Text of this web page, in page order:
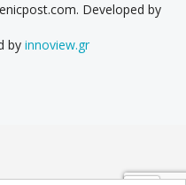
Developed by
by innoview.gr